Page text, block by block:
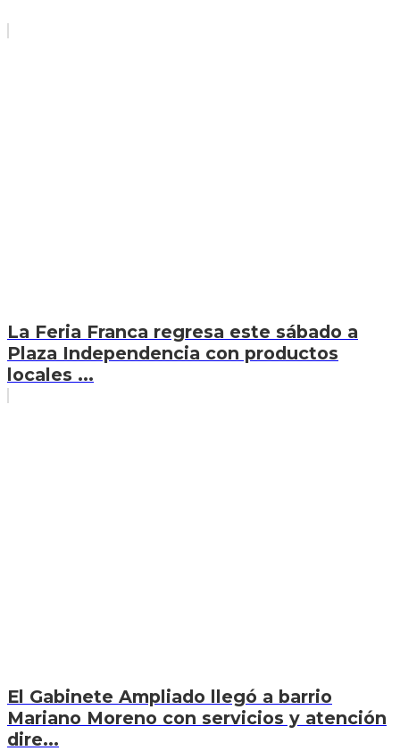
La Feria Franca regresa este sábado a
Plaza Independencia con productos
locales ...
El Gabinete Ampliado llegó a barrio
Mariano Moreno con servicios y atención
dire...